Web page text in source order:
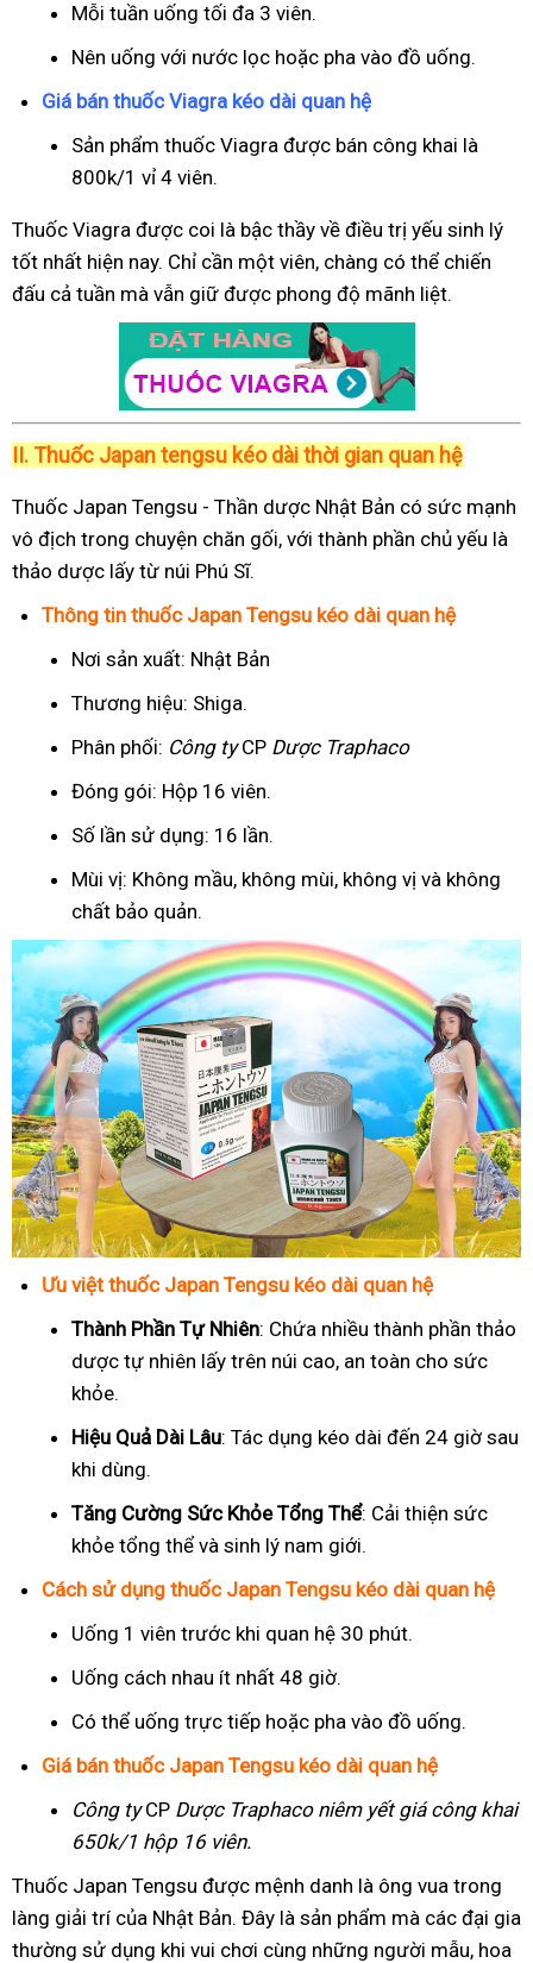
Mỗi tuần uống tối đa 3 viên.
Nên uống với nước lọc hoặc pha vào đồ uống.
Giá bán thuốc Viagra kéo dài quan hệ
Sản phẩm thuốc Viagra được bán công khai là
800k/1 vỉ 4 viên.
Thuốc Viagra được coi là bậc thầy về điều trị yếu sinh lý
tốt nhất hiện nay. Chỉ cần một viên, chàng có thể chiến
đấu cả tuần mà vẫn giữ được phong độ mãnh liệt.
II. Thuốc Japan tengsu kéo dài thời gian quan hệ
Thuốc Japan Tengsu - Thần dược Nhật Bản có sức mạnh
vô địch trong chuyện chăn gối, với thành phần chủ yếu là
thảo dược lấy từ núi Phú Sĩ.
Thông tin thuốc Japan Tengsu kéo dài quan hệ
Nơi sản xuất: Nhật Bản
Thương hiệu: Shiga.
Phân phối: Công tyCP Dược Traphaco
Đóng gói: Hộp 16 viên.
Số lần sử dụng: 16 lần.
Mùi vị: Không mầu, không mùi, không vị và không
chất bảo quản.
Ưu việt thuốc Japan Tengsu kéo dài quan hệ
Thành Phần Tự Nhiên: Chứa nhiều thành phần thảo
dược tự nhiên lấy trên núi cao, an toàn cho sức
khỏe.
Hiệu Quả Dài Lâu: Tác dụng kéo dài đến 24 giờ sau
khi dùng.
Tăng Cường Sức Khỏe Tổng Thể: Cải thiện sức
khỏe tổng thể và sinh lý nam giới.
Cách sử dụng thuốc Japan Tengsu kéo dài quan hệ
Uống 1 viên trước khi quan hệ 30 phút.
Uống cách nhau ít nhất 48 giờ.
Có thể uống trực tiếp hoặc pha vào đồ uống.
Giá bán thuốc Japan Tengsu kéo dài quan hệ
Công tyCP Dược Traphaconiêm yết giá công khai
650k/1 hộp 16 viên.
Thuốc Japan Tengsu được mệnh danh là ông vua trong
làng giải trí của Nhật Bản. Đây là sản phẩm mà các đại gia
thường sử dụng khi vui chơi cùng những người mẫu, hoa